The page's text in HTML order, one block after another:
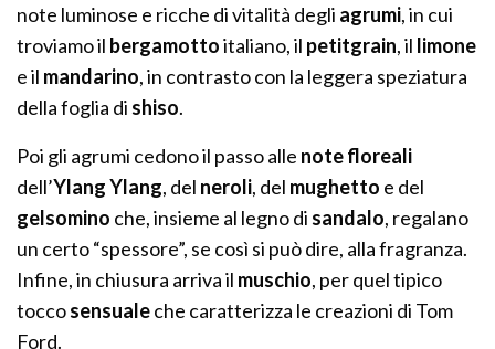
note luminose e ricche di vitalità degli agrumi, in cui
troviamo il bergamottoitaliano, il petitgrain, il limone
e il mandarino, in contrasto con la leggera speziatura
della foglia di shiso.
Poi gli agrumi cedono il passo alle note floreali
dell’Ylang Ylang, del neroli, del mughetto e del
gelsomino che, insieme al legno di sandalo, regalano
un certo “spessore”, se così si può dire, alla fragranza.
Infine, in chiusura arriva il muschio, per quel tipico
toccosensualeche caratterizza le creazioni di Tom
Ford.